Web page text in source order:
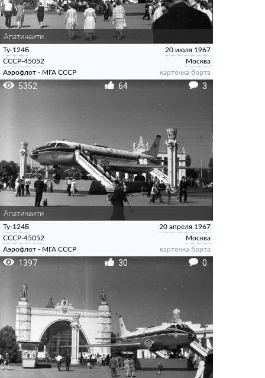
Апатинаити
Ту-124Б
СССР-45052
Аэрофлот - МГА СССР
20 июля 1967
Москва
карточка борта
5352 64 3
Апатинаити
Ту-124Б
СССР-45052
Аэрофлот - МГА СССР
20 апреля 1967
Москва
карточка борта
1397 30 0